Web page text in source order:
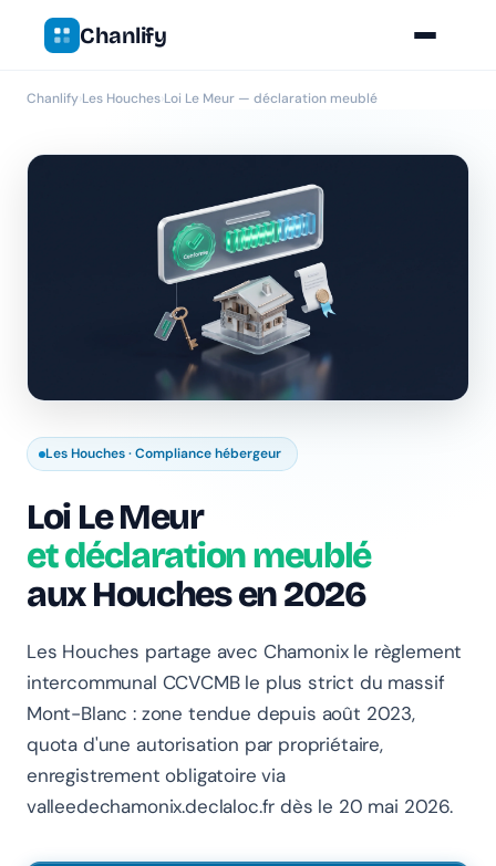
Chanlify
Chanlify›Les Houches›Loi Le Meur — déclaration meublé
Les Houches · Compliance hébergeur
Loi Le Meur
et déclaration meublé
aux Houches en 2026
Les Houches partage avec Chamonix le règlement
intercommunal CCVCMB le plus strict du massif
Mont-Blanc : zone tendue depuis août 2023,
quota d'une autorisation par propriétaire,
enregistrement obligatoire via
valleedechamonix.declaloc.fr dès le 20 mai 2026.
Chanlify Assistant
En ligne · Online
Bonjour 👋 Je suis l'assistant Chanlify. Comment puis-
je vous aider ?
Hello! I'm the Chanlify assistant. How can I help?